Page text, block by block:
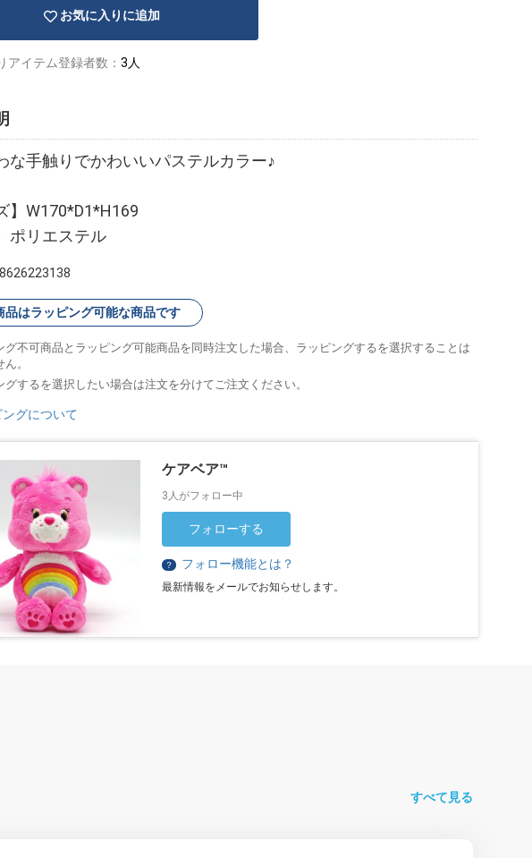
お気に入りに追加
アイテム登録者数： 3人
な手触りでかわいいパステルカラー♪
】W170*D1*H169
ポリエステル
品はラッピング可能な商品です
グ不可商品とラッピング可能商品を同時注文した場合、ラッピングするを選択することは
。
グするを選択したい場合は注文を分けてご注文ください。
ングについて
ケアベア™
3人がフォロー中
フォローする
？ フォロー機能とは？
最新情報をメールでお知らせします。
すべて見る